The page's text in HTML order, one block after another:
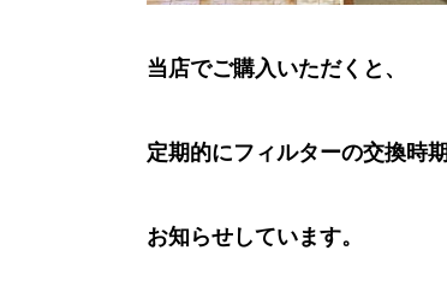
当店でご購入いただくと、
定期的にフィルターの交換時
お知らせしています。